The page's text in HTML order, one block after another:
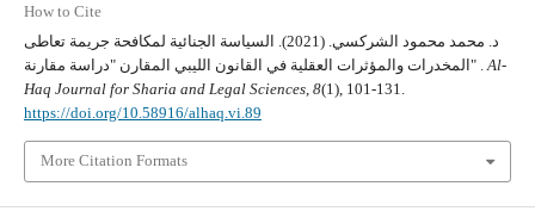
How to Cite
د. محمد محمود الشركسي. (2021). السياسة الجنائية لمكافحة جريمة تعاطى
المخدرات والمؤثرات العقلية في القانون الليبي المقارن "دراسة مقارنة" . Al-
Haq Journal for Sharia and Legal Sciences, 8(1), 101-131.
https://doi.org/10.58916/alhaq.vi.89
More Citation Formats